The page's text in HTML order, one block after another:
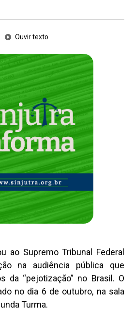
Ouvir texto
ao Supremo Tribunal Federal
na audiência pública que
da “pejotização” no Brasil. O
no dia 6 de outubro, na sala
Turma.